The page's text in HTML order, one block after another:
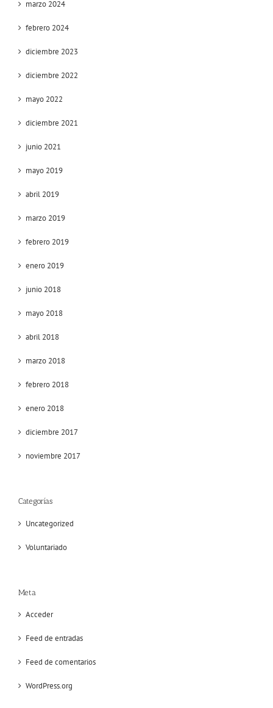
marzo 2024
febrero 2024
diciembre 2023
diciembre 2022
mayo 2022
diciembre 2021
junio 2021
mayo 2019
abril 2019
marzo 2019
febrero 2019
enero 2019
junio 2018
mayo 2018
abril 2018
marzo 2018
febrero 2018
enero 2018
diciembre 2017
noviembre 2017
Categorías
Uncategorized
Voluntariado
Meta
Acceder
Feed de entradas
Feed de comentarios
WordPress.org